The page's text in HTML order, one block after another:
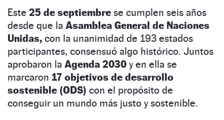
Este 25 de septiembre se cumplen seis años
desde que la Asamblea General de Naciones
Unidas, con la unanimidad de 193 estados
participantes, consensuó algo histórico. Juntos
aprobaron la Agenda 2030 y en ella se
marcaron 17 objetivos de desarrollo
sostenible (ODS) con el propósito de
conseguir un mundo más justo y sostenible.